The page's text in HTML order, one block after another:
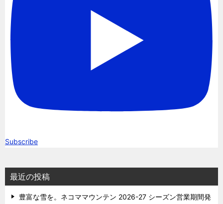
Subscribe
最近の投稿
豊富な雪を。ネコママウンテン 2026-27 シーズン営業期間発